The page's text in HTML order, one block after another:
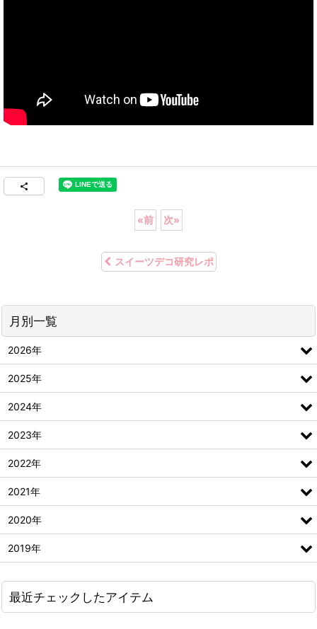
«前 次»
スイーツデコ研究レポ
月別一覧
2026年
2025年
2024年
2023年
2022年
2021年
2020年
2019年
最近チェックしたアイテム